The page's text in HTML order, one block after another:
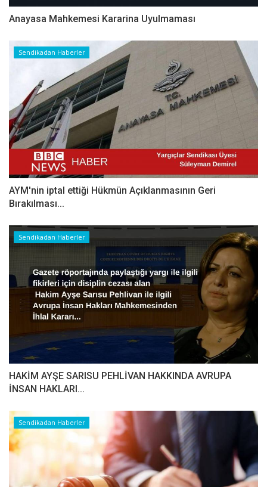
Anayasa Mahkemesi Kararina Uyulmaması
Sendikadan Haberler
AYM'nin iptal ettiği Hükmün Açıklanmasının Geri
Bırakılması...
Sendikadan Haberler
HAKİM AYŞE SARISU PEHLİVAN HAKKINDA AVRUPA
İNSAN HAKLARI...
Sendikadan Haberler